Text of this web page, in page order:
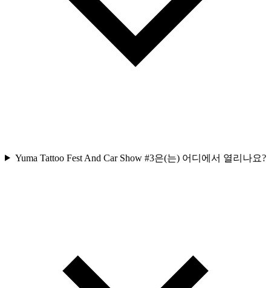
Yuma Tattoo Fest And Car Show #3은(는) 어디에서 열리나요?